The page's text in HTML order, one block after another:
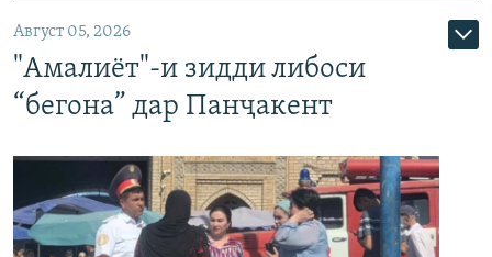
Август 05, 2026
"Амалиёт"-и зидди либоси
“бегона” дар Панҷакент